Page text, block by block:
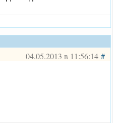
04.05.2013 в 11:56:14#